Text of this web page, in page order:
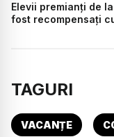
Elevii premianți de
fost recompensați
TAGURI
VACANȚE